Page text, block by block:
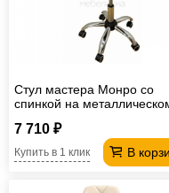
Стул мастера Монро со
спинкой на
7 710 ₽
В
Купить в 1 клик